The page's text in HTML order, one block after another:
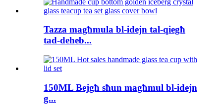
Tazza magħmula bl-idejn tal-qiegħ
tad-deheb...
150ML Bejgħ sħun magħmul bl-idejn
g...